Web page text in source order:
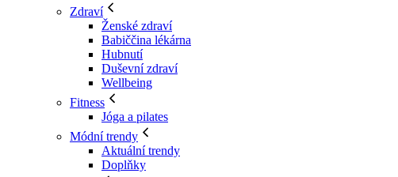
Zdraví
Ženské zdraví
Babiččina lékárna
Hubnutí
Duševní zdraví
Wellbeing
Fitness
Jóga a pilates
Módní trendy
Aktuální trendy
Doplňky